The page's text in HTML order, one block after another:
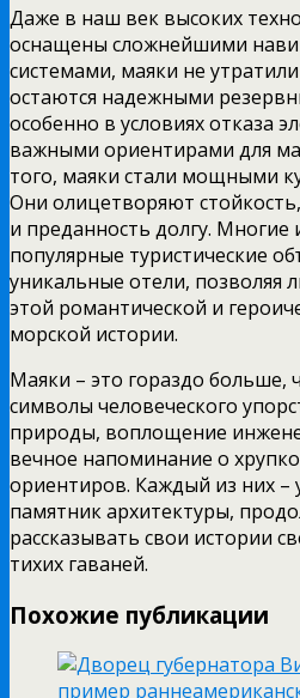
Даже в наш век высоких
оснащены сложнейшими
системами, маяки не
остаются надежными
особенно в условиях отказа
важными ориентирами для
того, маяки стали мощными
Они олицетворяют
и преданность долгу. Многие
популярные туристические
уникальные отели, позволяя
этой романтической и
морской истории.
Маяки – это гораздо больше,
символы человеческого
природы, воплощение
вечное напоминание о
ориентиров. Каждый из них
памятник архитектуры,
рассказывать свои истории
тихих гаваней.
Похожие публикации